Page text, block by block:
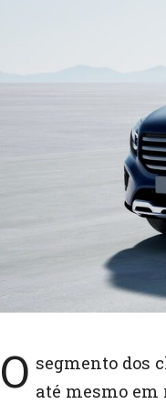
O segmento dos
até mesmo em